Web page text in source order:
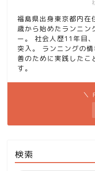
福島県出身東京都内
歳から始めたランニン
ー。 社会人歴11年目
突入。 ランニングの
善のために実践したこ
す。
＼
検索